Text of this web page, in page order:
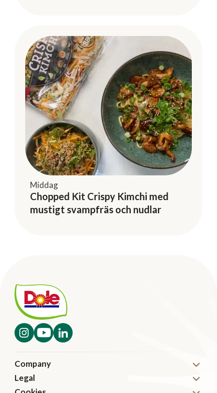
Middag
Chopped Kit Crispy Kimchi med
mustigt svampfräs och nudlar
Company
Nyheter
Legal